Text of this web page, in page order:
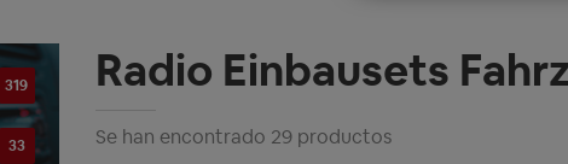
319
33
Radio Einbausets
Se han encontrado 29 productos